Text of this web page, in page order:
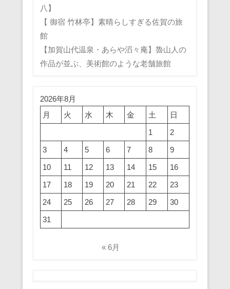
八】
【 御宿 竹林亭】素晴らしすぎる佐賀の旅
館
【加賀山代温泉・あらや滔々庵】魯山人の
作品が並ぶ、美術館のような老舗旅館
2026年8月
月
火 水 木 金 土
日
1
2
3
4 5 6 7 8
9
10
11 12 13 14 15
16
17
18 19 20 21 22
23
24
25 26 27 28 29
30
31
« 6月